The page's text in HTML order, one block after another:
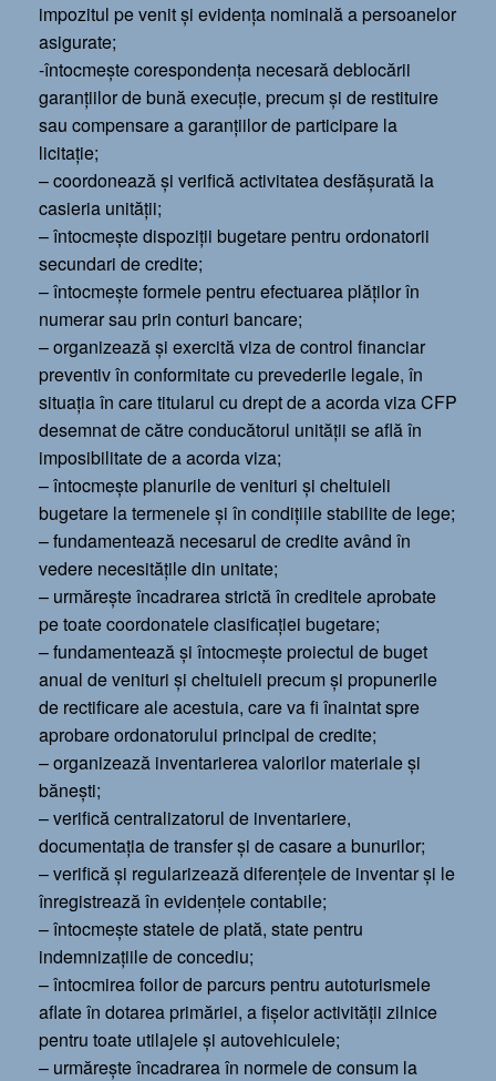
impozitul pe venit şi evidenţa nominală a persoanelor
asigurate;
-întocmeşte corespondenţa necesară deblocării
garanţiilor de bună execuţie, precum şi de restituire
sau compensare a garanţiilor de participare la
licitaţie;
– coordonează şi verifică activitatea desfăşurată la
casieria unităţii;
– întocmeşte dispoziţii bugetare pentru ordonatorii
secundari de credite;
– întocmeşte formele pentru efectuarea plăţilor în
numerar sau prin conturi bancare;
– organizează şi exercită viza de control financiar
preventiv în conformitate cu prevederile legale, în
situația în care titularul cu drept de a acorda viza CFP
desemnat de către conducătorul unității se află în
imposibilitate de a acorda viza;
– întocmeşte planurile de venituri şi cheltuieli
bugetare la termenele şi în condiţiile stabilite de lege;
– fundamentează necesarul de credite având în
vedere necesităţile din unitate;
– urmăreşte încadrarea strictă în creditele aprobate
pe toate coordonatele clasificaţiei bugetare;
– fundamentează şi întocmeşte proiectul de buget
anual de venituri şi cheltuieli precum şi propunerile
de rectificare ale acestuia, care va fi înaintat spre
aprobare ordonatorului principal de credite;
– organizează inventarierea valorilor materiale şi
băneşti;
– verifică centralizatorul de inventariere,
documentaţia de transfer şi de casare a bunurilor;
– verifică şi regularizează diferenţele de inventar şi le
înregistrează în evidenţele contabile;
– întocmeşte statele de plată, state pentru
indemnizaţiile de concediu;
– întocmirea foilor de parcurs pentru autoturismele
aflate în dotarea primăriei, a fişelor activităţii zilnice
pentru toate utilajele şi autovehiculele;
– urmăreşte încadrarea în normele de consum la